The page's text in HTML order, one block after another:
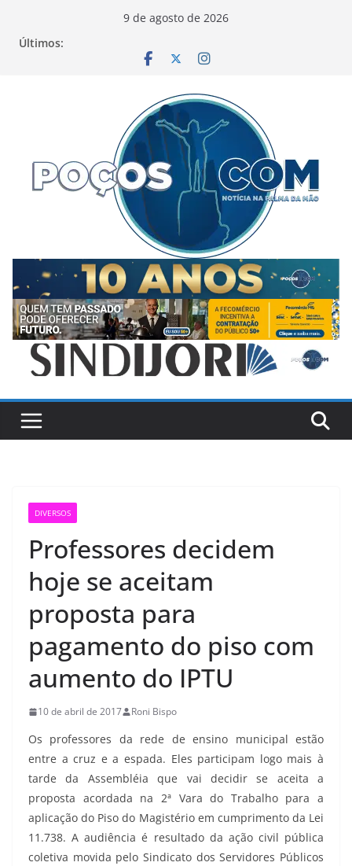
9 de agosto de 2026
Últimos:
DIVERSOS
Professores decidem
hoje se aceitam
proposta para
pagamento do piso com
aumento do IPTU
10 de abril de 2017 Roni Bispo
Os professores da rede de ensino municipal estão
entre a cruz e a espada. Eles participam logo mais à
tarde da Assembléia que vai decidir se aceita a
proposta acordada na 2ª Vara do Trabalho para a
aplicação do Piso do Magistério em cumprimento da Lei
11.738. A audiência é resultado da ação civil pública
coletiva movida pelo Sindicato dos Servidores Públicos